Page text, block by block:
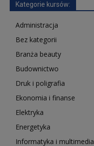
Kategorie kursów:
Administracja
Bez kategorii
Branża beauty
Budownictwo
Druk i poligrafia
Ekonomia i finanse
Elektryka
Energetyka
Informatyka i multimedia